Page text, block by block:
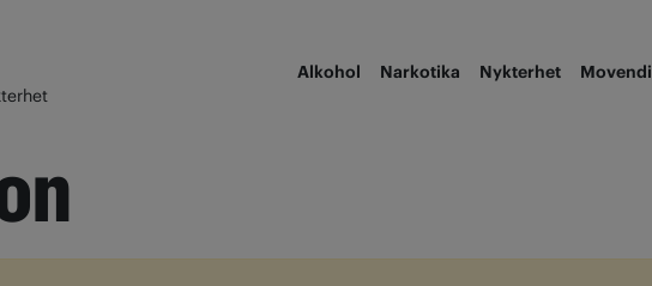
Alkohol Narkotika Nykterhet Movendi